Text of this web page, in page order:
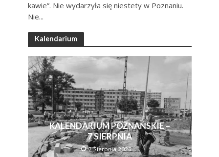
kawie”. Nie wydarzyła się niestety w Poznaniu.
Nie...
Kalendarium
KALENDARIUM POZNAŃSKIE –
7 SIERPNIA
7 Sierpnia 2026